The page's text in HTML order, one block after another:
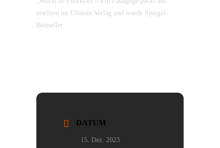
erschien im Ullstein Verlag und wurde Spiegel-
Bestseller.
DATUM
15. Dez. 2023